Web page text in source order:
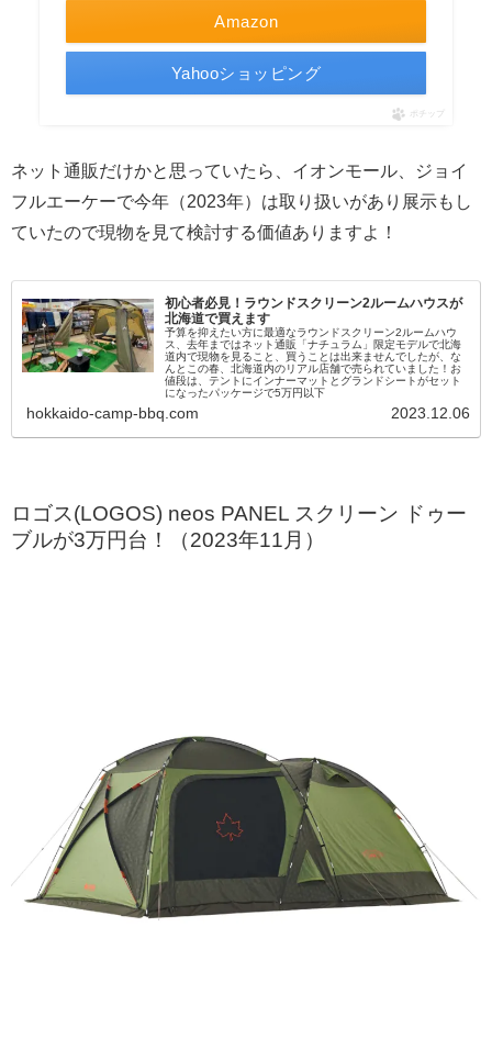
Amazon
Yahooショッピング
ポチップ
ネット通販だけかと思っていたら、イオンモール、ジョイ
フルエーケーで今年（2023年）は取り扱いがあり展示もし
ていたので現物を見て検討する価値ありますよ！
初心者必見！ラウンドスクリーン2ルームハウスが
北海道で買えます
予算を抑えたい方に最適なラウンドスクリーン2ルームハウ
ス、去年まではネット通販「ナチュラム」限定モデルで北海
道内で現物を見ること、買うことは出来ませんでしたが、な
んとこの春、北海道内のリアル店舗で売られていました！お
値段は、テントにインナーマットとグランドシートがセット
になったパッケージで5万円以下
hokkaido-camp-bbq.com 2023.12.06
ロゴス(LOGOS) neos PANEL スクリーン ドゥー
ブルが3万円台！（2023年11月）